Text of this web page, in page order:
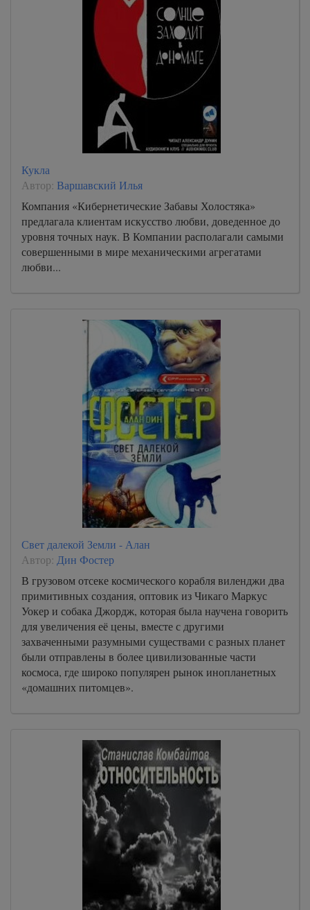
Кукла
Автор: Варшавский Илья
Компания «Кибернетические Забавы Холостяка»
предлагала клиентам искусство любви, доведенное до
уровня точных наук. В Компании располагали самыми
совершенными в мире механическими агрегатами
любви...
Свет далекой Земли - Алан
Автор: Дин Фостер
В грузовом отсеке космического корабля виленджи два
примитивных создания, оптовик из Чикаго Маркус
Уокер и собака Джордж, которая была научена говорить
для увеличения её цены, вместе с другими
захваченными разумными существами с разных планет
были отправлены в более цивилизованные части
космоса, где широко популярен рынок инопланетных
«домашних питомцев».